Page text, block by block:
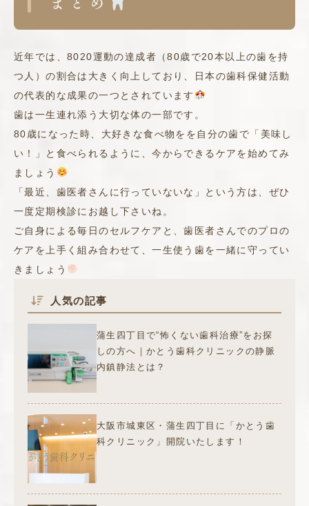
近年では、8020運動の達成者（80歳で20本以上の歯を持
つ人）の割合は大きく向上しており、日本の歯科保健活動
の代表的な成果の一つとされています
歯は一生連れ添う大切な体の一部です。
80歳になった時、大好きな食べ物をを自分の歯で「美味し
い！」と食べられるように、今からできるケアを始めてみ
ましょう
「最近、歯医者さんに行っていないな」という方は、ぜひ
一度定期検診にお越し下さいね。
ご自身による毎日のセルフケアと、歯医者さんでのプロの
ケアを上手く組み合わせて、一生使う歯を一緒に守ってい
きましょう
人気の記事
蒲生四丁目で“怖くない歯科治療”をお探
しの方へ｜かとう歯科クリニックの静脈
内鎮静法とは？
大阪市城東区・蒲生四丁目に「かとう歯
科クリニック」開院いたします！